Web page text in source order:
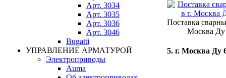
Арт. 3034
Арт. 3035
Арт. 3036
Арт. 3046
Bugatti
УПРАВЛЕНИЕ АРМАТУРОЙ
Электроприводы
Auma
Поставка
Москва Ду
5. г. Москва Ду